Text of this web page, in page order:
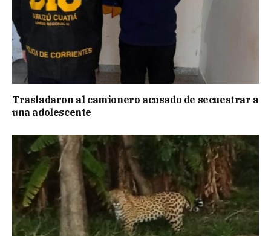
Trasladaron al camionero acusado de secuestrar a
una adolescente